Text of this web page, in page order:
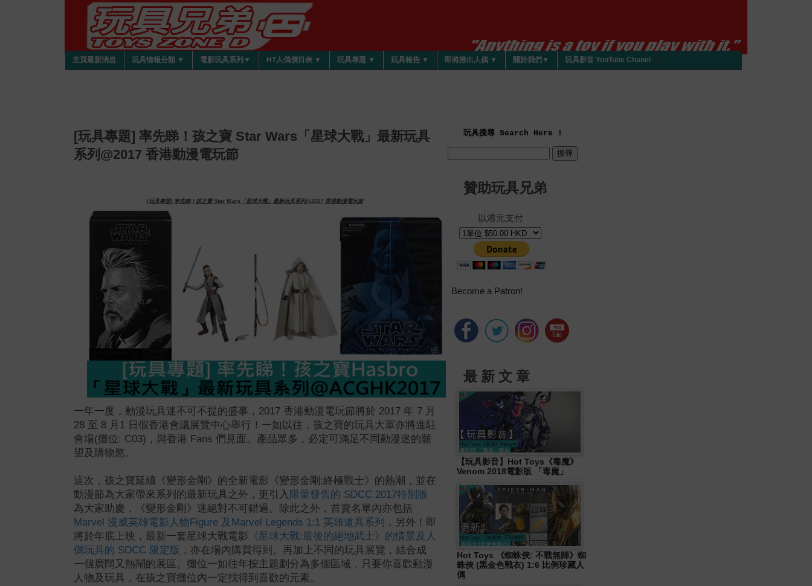
主頁最新消息 玩具情報分類 ▼ 電影玩具系列▼ HT人偶價目表 ▼ 玩具專題 ▼ 玩具報告 ▼ 即將推出人偶 ▼ 關於我們▼ 玩具影音 YouTube Chanel
[玩具專題] 率先睇！孩之寶 Star Wars「星球大戰」最新玩具
系列@2017 香港動漫電玩節
[玩具專題] 率先睇！孩之寶 Star Wars「星球大戰」最新玩具系列@2017 香港動漫電玩節
一年一度，動漫玩具迷不可不提的盛事，2017 香港動漫電玩節將於 2017 年 7 月
28 至 8 月1 日假香港會議展覽中心舉行！一如以往，孩之寶的玩具大軍亦將進駐
會場(攤位: C03)，與香港 Fans 們見面。產品眾多，必定可滿足不同動漫迷的願
望及購物慾。
這次，孩之寶延續《變形金剛》的全新電影《變形金剛:終極戰士》的熱潮，並在
動漫節為大家帶來系列的最新玩具之外，更引入 限量發售的 SDCC 2017特別版
為大家助慶，《變形金剛》迷絕對不可錯過。除此之外，首賣名單內亦包括
Marvel 漫威英雄電影人物Figure 及Marvel Legends 1:1 英雄道具系列
，另外！即
將於年底上映，最新一套星球大戰電影 《星球大戰:最後的絕地武士》的情景及人
偶玩具的 SDCC 限定版 ，亦在場內購買得到。再加上不同的玩具展覽，結合成
一個廣闊又熱鬧的展區。攤位一如往年按主題劃分為多個區域，只要你喜歡動漫
人物及玩具，在孩之寶攤位內一定找得到喜歡的元素。
玩具搜尋 Search Here !
贊助玩具兄弟
以港元支付
Become a Patron!
最 新 文 章
【玩具影音】Hot Toys《毒魔》
Venom 2018電影版 「毒魔」
Hot Toys 《蜘蛛俠: 不戰無歸》蜘
蛛俠 (黑金色戰衣) 1:6 比例珍藏人
偶